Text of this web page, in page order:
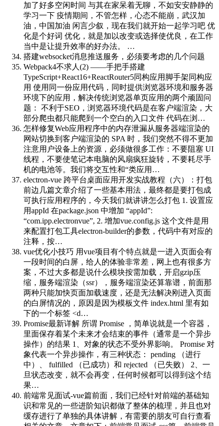
加了好多空闲时间 与其在家呆着无聊，不如安安静静的
学习一下 疫情期间，不管怎样，心态不能崩，武汉加
油，中国加油 闲言少叙，现在我们就开始一起学习吧 优
化是个好词 优化，就是加以改变或选择使优良，在工作
当中是让提升效率的好办法。 …
搭建websocket消息推送服务，必须要考虑的几个问题
Webpack4不求人(2) ——手把手搭建
TypeScript+React16+ReactRouter5同构应用脚手架同构应
用 使用同一份应用代码，同时提供浏览器环境和服务器
环境下的应用，解决传统浏览器单页应用的两个顽固问
题： 不利于SEO，浏览器环境代码是在客户端渲染，大
部分爬虫都只能爬到一个空白的入口文件 代码在浏…
怎样修复Web应用程序中的内存泄漏从服务器端渲染的
网站切换到客户端渲染的 SPA 时，我们突然不得不更加
注意用户设备上的资源，必须做很多工作：不要阻塞 UI
线程，不要使笔记本电脑的风扇疯狂旋转，不要耗尽手
机的电池等。我们将交互性和“类应用…
electron-vue 跨平台桌面应用开发实战教程（六）：打包
前边几篇文章介绍了一些基本用法，最终都是要打包成
可执行应用程序的，今天我们就讲讲怎么打包 1. 设置应
用appId 在package.json 中增加 “appId”:
“com.ipp.electronvue”, 2. 增加vue.config.js 这个文件是用
来配置打包工具electron-builder的参数，代码中有对应的
注释，按…
vue优化小技巧 用vue项目有个特点就是一进入页面会有
一段时间的白屏，给人的体验非常差，网上也有很多方
案，不过大多都是说什么模块按需加载，开启gzip压
缩，服务端渲染（ssr），服务端渲染还算靠谱，前面那
两种只能加快页面加载速度，还是无法解决刚进入页面
的白屏情况的，原因是因为模板文件 index.html 里有如
下的一个标签 <d…
Promise最新详解 所谓 Promise ，简单说就是一个容器，
里面保存着某个未来才会结束的事件（通常是一个异步
操作）的结果 1、对象的状态不受外界影响。 Promise 对
象代表一个异步操作，有三种状态： pending （进行
中）、 fulfilled （已成功）和 rejected （已失败） 2、一
旦状态改变，就不会再变，任何时候都可以得到这个结
果…
前端常见面试-vue篇前面，我们已经针对前端的基础知
识和常见的一些进阶知识都做了整体的梳理，并且也对
缓存进行了单独的具体讲解，有需要的朋友可自行查看